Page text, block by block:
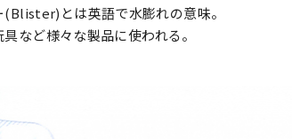
とは英語で水膨れの意味。
など様々な製品に使われる。